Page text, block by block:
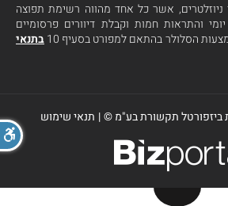
אשר כל אחד מהווה רשימת תפוצה
והתראות חמות וקבלת דיוורים פרסומיים
הסלולר בהתאם למפורט בסעיף 10
בתנאי
ביזפורטל תקשורת בע"מ ©| תנאי שימוש